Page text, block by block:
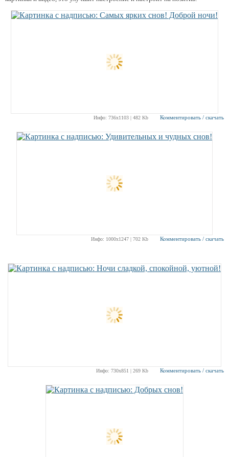
Инфо: 736х1103 | 482 Kb Комментировать / скачать
Инфо: 1000х1247 | 702 Kb Комментировать / скачать
Инфо: 730х851 | 269 Kb Комментировать / скачать